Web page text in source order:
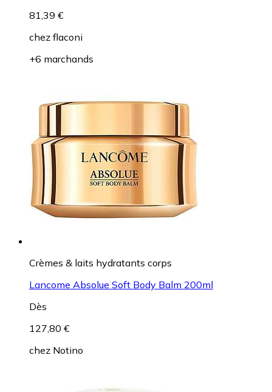
81,39 €
chez flaconi
+6 marchands
Crèmes & laits hydratants corps
Lancome Absolue Soft Body Balm 200ml
Dès
127,80 €
chez Notino